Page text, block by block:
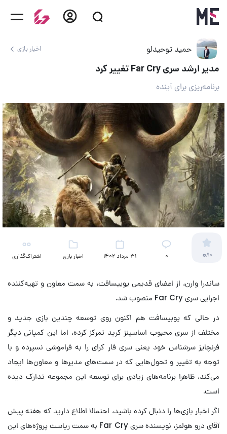
حمید توحیدلو اخبار بازی
مدیر ارشد سری Far Cry تغییر کرد
برنامه‌ریزی برای آینده
0/10 ۰ 31 مرداد 1402 اخبار بازی اشتراک‌گذاری
ساندرا وارن، از اعضای قدیمی یوبیسافت، به سمت معاون و تهیه‌کننده
اجرایی سری Far Cry منصوب شد.
در حالی که یوبیسافت هم اکنون روی توسعه چندین بازی جدید و
مختلف از سری محبوب اساسینز کرید تمرکز کرده، اما این کمپانی دیگر
فرنچایز سرشناس خود یعنی سری فار کرای را به فراموشی نسپرده و با
توجه به تغییر و تحول‌هایی که در سمت‌های مدیرها و معاون‌ها ایجاد
می‌کند، ظاهرا برنامه‌های زیادی برای توسعه این مجموعه تدارک دیده
است.
اگر اخبار بازی‌ها را دنبال کرده باشید، احتمالا اطلاع دارید که هفته پیش
آقای درو هولمز، نویسنده سری Far Cry به سمت ریاست پروژه‌های این